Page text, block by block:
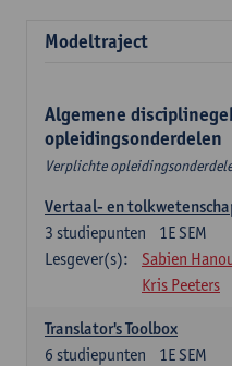
Modeltraject
Algemene
opleidingsonderdelen
Verplichte
Vertaal- en
1E SEM
3 studiepunten
Lesgever(s):
Sabien
Kris Peeters
Translator's Toolbox
1E SEM
6 studiepunten